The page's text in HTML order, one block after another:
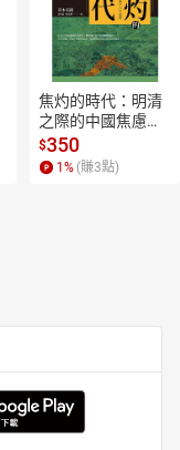
焦灼的時代：明清
之際的中國焦慮與
東亞秩序重組【電
子書】
$350
1 % (賺3點)